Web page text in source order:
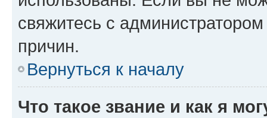
свяжитесь с
причин.
Вернуться к началу
Что такое звание и как я